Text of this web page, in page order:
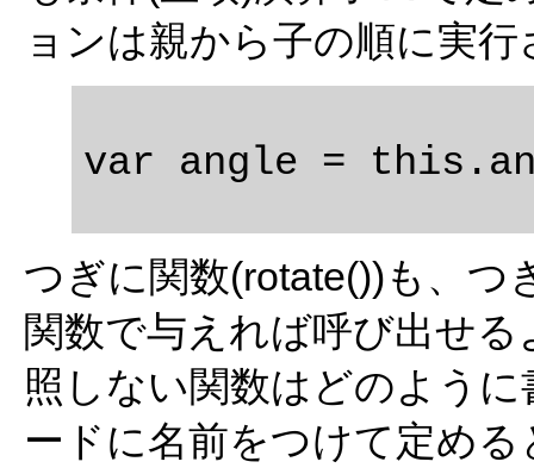
ョンは親から子の順に実
つぎに関数(rotate())も、つ
関数で与えれば呼び出せ
照しない関数はどのよう
ードに名前をつけて定め